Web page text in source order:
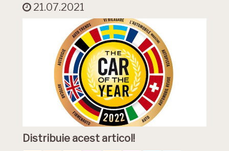
21.07.2021
Distribuie acest articol!